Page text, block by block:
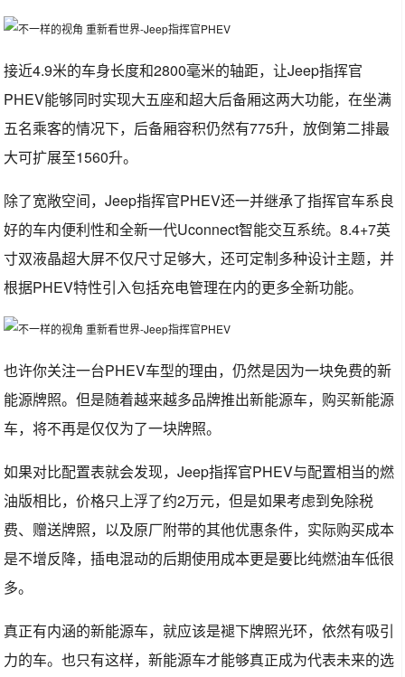
接近4.9米的车身长度和2800毫米的轴距，让Jeep指挥官
PHEV能够同时实现大五座和超大后备厢这两大功能，在坐满
五名乘客的情况下，后备厢容积仍然有775升，放倒第二排最
大可扩展至1560升。
除了宽敞空间，Jeep指挥官PHEV还一并继承了指挥官车系良
好的车内便利性和全新一代Uconnect智能交互系统。8.4+7英
寸双液晶超大屏不仅尺寸足够大，还可定制多种设计主题，并
根据PHEV特性引入包括充电管理在内的更多全新功能。
也许你关注一台PHEV车型的理由，仍然是因为一块免费的新
能源牌照。但是随着越来越多品牌推出新能源车，购买新能源
车，将不再是仅仅为了一块牌照。
如果对比配置表就会发现，Jeep指挥官PHEV与配置相当的燃
油版相比，价格只上浮了约2万元，但是如果考虑到免除税
费、赠送牌照，以及原厂附带的其他优惠条件，实际购买成本
是不增反降，插电混动的后期使用成本更是要比纯燃油车低很
多。
真正有内涵的新能源车，就应该是褪下牌照光环，依然有吸引
力的车。也只有这样，新能源车才能够真正成为代表未来的选